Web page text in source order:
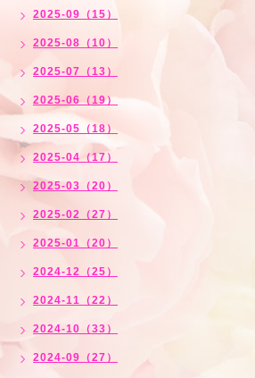
2025-09（15）
2025-08（10）
2025-07（13）
2025-06（19）
2025-05（18）
2025-04（17）
2025-03（20）
2025-02（27）
2025-01（20）
2024-12（25）
2024-11（22）
2024-10（33）
2024-09（27）